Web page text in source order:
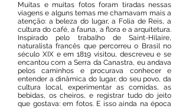
Muitas e muitas fotos foram tiradas nessas
viagens e alguns temas me chamavam mais a
atenção: a beleza do lugar, a Folia de Reis, a
cultura do café, a fauna, a flora e a arquitetura.
Inspirado pelo trabalho de Saint-Hilaire,
naturalista francês que percorreu o Brasil no
século XIX e em 1819 visitou, descreveu e se
encantou com a Serra da Canastra, eu andava
pelos caminhos e procurava conhecer e
entender a dinâmica do lugar, do seu povo, da
cultura local, experimentar as comidas, as
bebidas, os cheiros, e registrar tudo do jeito
que gostava: em fotos. E isso ainda na época